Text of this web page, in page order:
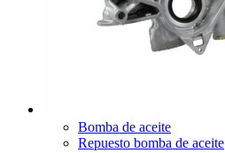
Bomba de aceite
Repuesto bomba de aceite